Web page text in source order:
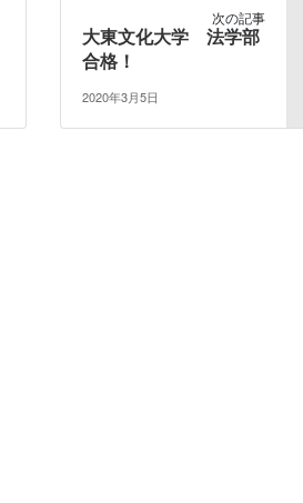
次の記事
大東文化大学 法学部
合格！
2020年3月5日